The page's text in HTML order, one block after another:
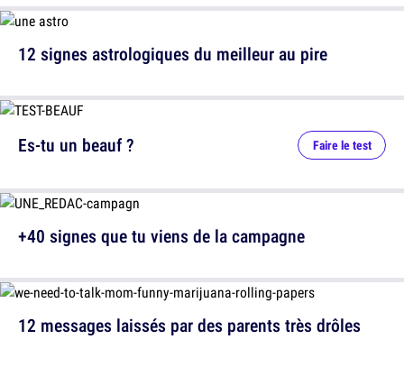
12 signes astrologiques du meilleur au pire
12 messages laissés par des parents très drôles
Es-tu un beauf ? Faire le test
+40 signes que tu viens de la campagne